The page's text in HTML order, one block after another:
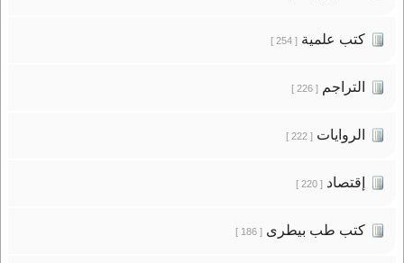
كتب علمية[ 254 ]
التراجم[ 226 ]
الروايات[ 222 ]
إقتصاد[ 220 ]
كتب طب بيطرى[ 186 ]